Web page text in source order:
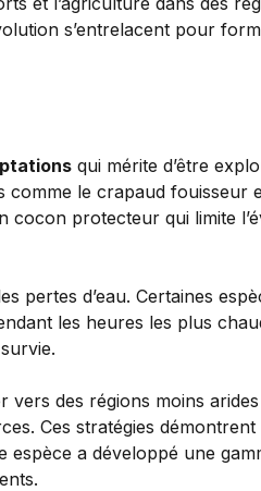
s’entrelacent pour
qui mérite d’être
comme le crapaud fouisseur
cocon protecteur qui limite
pertes d’eau. Certaines
les heures les plus
vers des régions moins
Ces stratégies
a développé une